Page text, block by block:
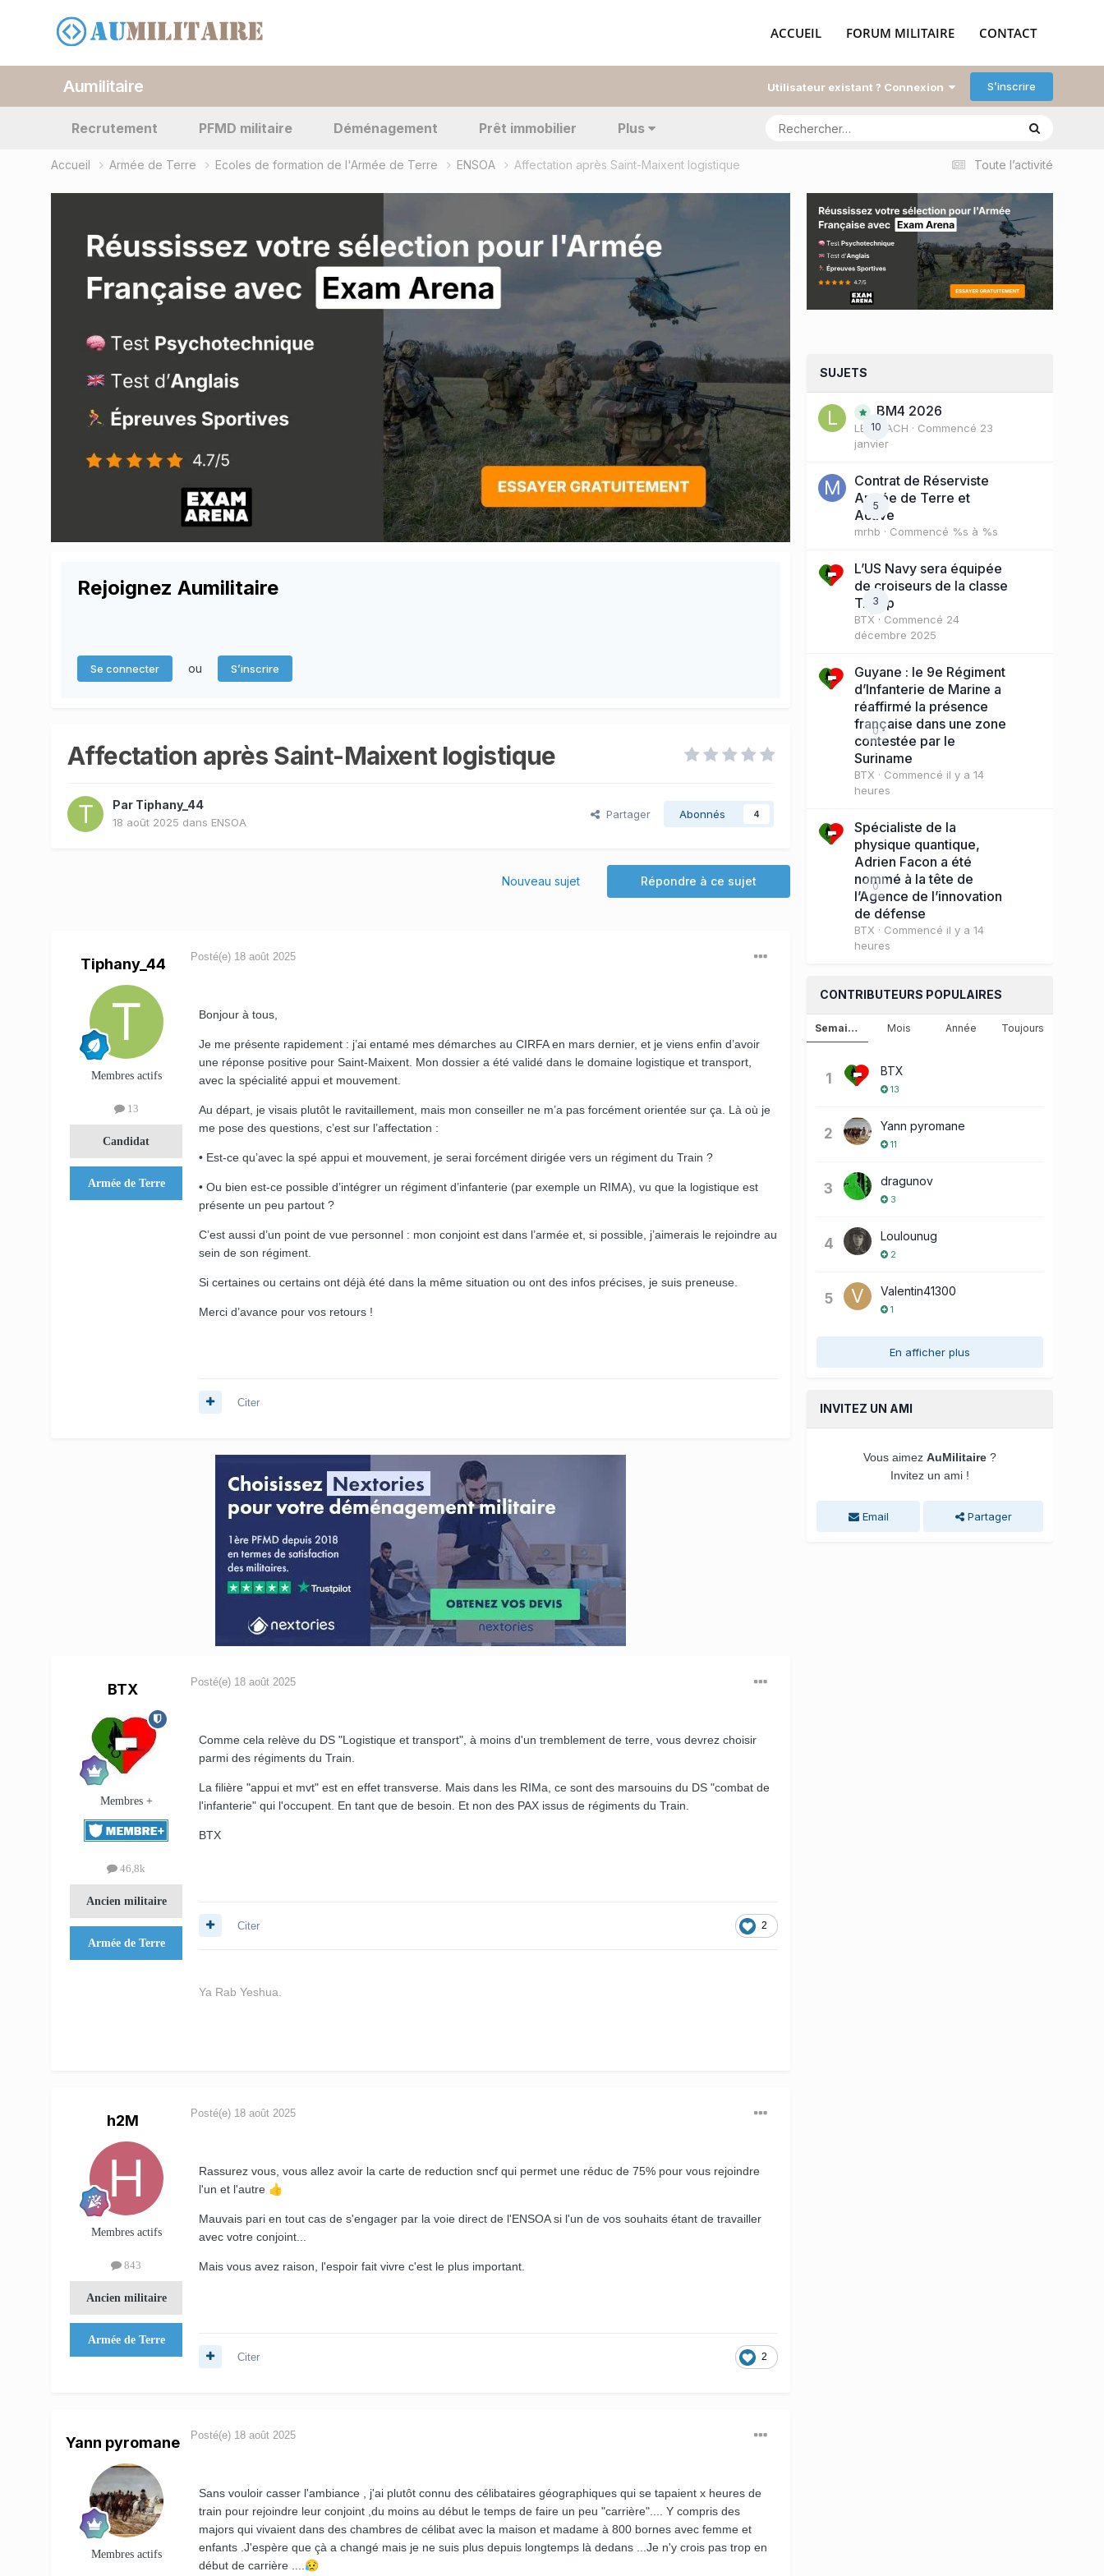
ACCUEIL FORUM MILITAIRE CONTACT
Aumilitaire Utilisateur existant ? Connexion S’inscrire
Recrutement PFMD militaire Déménagement Prêt immobilier Plus
Toute l’activité
Accueil Armée de Terre Ecoles de formation de l'Armée de Terre ENSOA Affectation après Saint-Maixent logistique
Rejoignez Aumilitaire
Se connecter ou S’inscrire
Affectation après Saint-Maixent logistique
Par Tiphany_44
18 août 2025 dans ENSOA
Partager Abonnés 4
Répondre à ce sujet
Nouveau sujet
Tiphany_44
Membres actifs
13
Candidat
Armée de Terre
Posté(e) 18 août 2025
Bonjour à tous,
Je me présente rapidement : j’ai entamé mes démarches au CIRFA en mars dernier, et je viens enfin d’avoir
une réponse positive pour Saint-Maixent. Mon dossier a été validé dans le domaine logistique et transport,
avec la spécialité appui et mouvement.
Au départ, je visais plutôt le ravitaillement, mais mon conseiller ne m’a pas forcément orientée sur ça. Là où je
me pose des questions, c’est sur l’affectation :
• Est-ce qu’avec la spé appui et mouvement, je serai forcément dirigée vers un régiment du Train ?
• Ou bien est-ce possible d’intégrer un régiment d’infanterie (par exemple un RIMA), vu que la logistique est
présente un peu partout ?
C’est aussi d’un point de vue personnel : mon conjoint est dans l’armée et, si possible, j’aimerais le rejoindre au
sein de son régiment.
Si certaines ou certains ont déjà été dans la même situation ou ont des infos précises, je suis preneuse.
Merci d’avance pour vos retours !
Citer
BTX
Membres +
46,8k
Ancien militaire
Armée de Terre
Posté(e) 18 août 2025
Comme cela relève du DS "Logistique et transport", à moins d'un tremblement de terre, vous devrez choisir
parmi des régiments du Train.
La filière "appui et mvt" est en effet transverse. Mais dans les RIMa, ce sont des marsouins du DS "combat de
l'infanterie" qui l'occupent. En tant que de besoin. Et non des PAX issus de régiments du Train.
BTX
2
Citer
Ya Rab Yeshua.
h2M
Membres actifs
843
Ancien militaire
Armée de Terre
Posté(e) 18 août 2025
Rassurez vous, vous allez avoir la carte de reduction sncf qui permet une réduc de 75% pour vous rejoindre
l'un et l'autre 👍
Mauvais pari en tout cas de s'engager par la voie direct de l'ENSOA si l'un de vos souhaits étant de travailler
avec votre conjoint...
Mais vous avez raison, l'espoir fait vivre c'est le plus important.
2
Citer
Yann pyromane
Membres actifs
Posté(e) 18 août 2025
Sans vouloir casser l'ambiance , j'ai plutôt connu des célibataires géographiques qui se tapaient x heures de
train pour rejoindre leur conjoint ,du moins au début le temps de faire un peu "carrière".... Y compris des
majors qui vivaient dans des chambres de célibat avec la maison et madame à 800 bornes avec femme et
enfants .J'espère que çà a changé mais je ne suis plus depuis longtemps là dedans ...Je n'y crois pas trop en
début de carrière .... 😥
SUJETS
10
BM4 2026
LE COACH · Commencé 23
janvier
5
Contrat de Réserviste
Armée de Terre et
Active
mrhb · Commencé %s à %s
3
L’US Navy sera équipée
de croiseurs de la classe
Trump
BTX · Commencé 24
décembre 2025
0
Guyane : le 9e Régiment
d’Infanterie de Marine a
réaffirmé la présence
française dans une zone
contestée par le
Suriname
BTX · Commencé il y a 14
heures
0
Spécialiste de la
physique quantique,
Adrien Facon a été
nommé à la tête de
l’Agence de l’innovation
de défense
BTX · Commencé il y a 14
heures
CONTRIBUTEURS POPULAIRES
Semaine Mois Année Toujours
1 BTX
13
2 Yann pyromane
11
3 dragunov
3
4 Loulounug
2
5 Valentin41300
1
En afficher plus
INVITEZ UN AMI
Vous aimez AuMilitaire ?
Invitez un ami !
Email Partager